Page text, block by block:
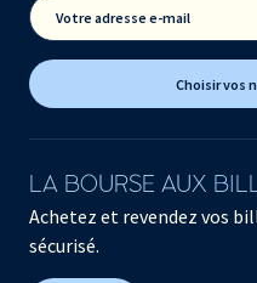
Votre adresse e-mail
Choisir vos
LA BOURSE AUX
Achetez et revendez vos
sécurisé.